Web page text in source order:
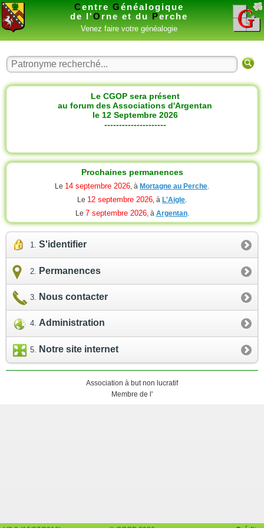
Centre Généalogique
de l'O rne et du Perche
Venez faire votre généalogie
Le CGOP sera présent
au forum des Associations d'Argentan
le 12 Septembre 2026
---------------------
Prochaines permanences
Le 14 septembre 2026, à Mortagne au Perche.
Le 12 septembre 2026, à L'Aigle.
Le 7 septembre 2026, à Argentan.
S'identifier
Permanences
Nous contacter
Administration
Notre site internet
Association à but non lucratif
Membre de l'